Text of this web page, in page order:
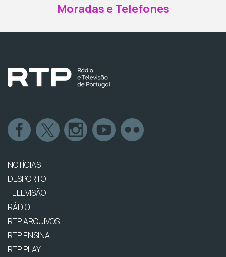
Moradas e Telefones
NOTÍCIAS
DESPORTO
TELEVISÃO
RÁDIO
RTP ARQUIVOS
RTP ENSINA
RTP PLAY